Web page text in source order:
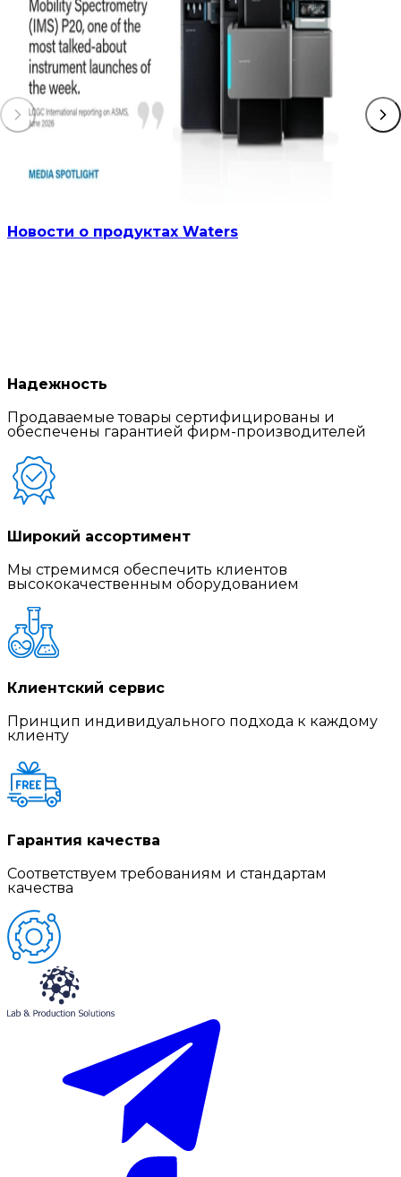
Новости о продуктах Waters
Надежность
Продаваемые товары сертифицированы и
обеспечены гарантией фирм-производителей
Широкий ассортимент
Мы стремимся обеспечить клиентов
высококачественным оборудованием
Клиентский сервис
Принцип индивидуального подхода к каждому
клиенту
Гарантия качества
Соответствуем требованиям и стандартам
качества